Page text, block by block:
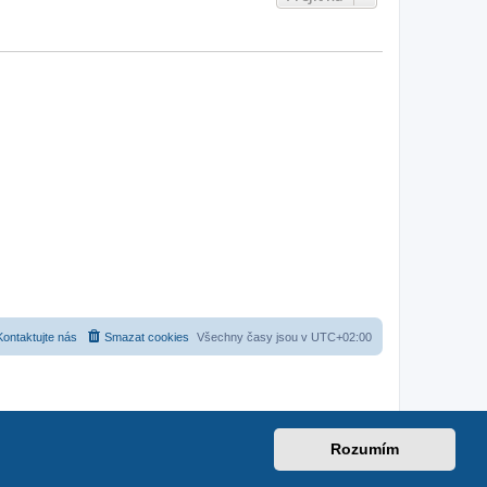
Rozumím
Všechny časy jsou v UTC+02:00
Smazat cookies
nás